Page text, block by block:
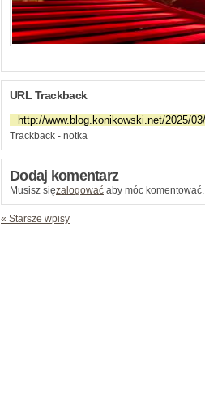
URL Trackback
Trackback - notka
Dodaj komentarz
Musisz sięzalogować aby móc komentować.
« Starsze wpisy